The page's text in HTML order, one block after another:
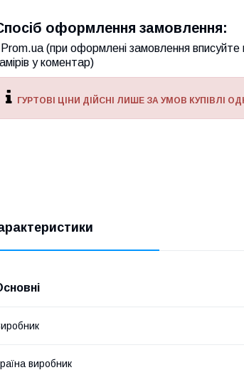
оформлення замовлення:
Prom.ua (при оформлені замовлення вписуйте
у коментар)
ГУРТОВІ ЦІНИ ДІЙСНІ ЛИШЕ ЗА УМОВ КУПІВЛІ
виробник